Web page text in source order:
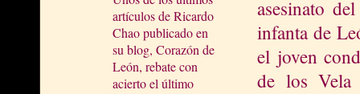
artículos de Ricardo
Chao publicado en
su blog, Corazón de
León, rebate con
acierto el último
asesinato
infanta de
el joven
de los Vela